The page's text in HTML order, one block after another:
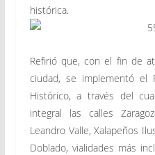
histórica.
Refirió que, con el fin de
ciudad, se implementó el
Histórico, a través del
integral las calles
Leandro Valle, Xalapeños
Doblado, vialidades más